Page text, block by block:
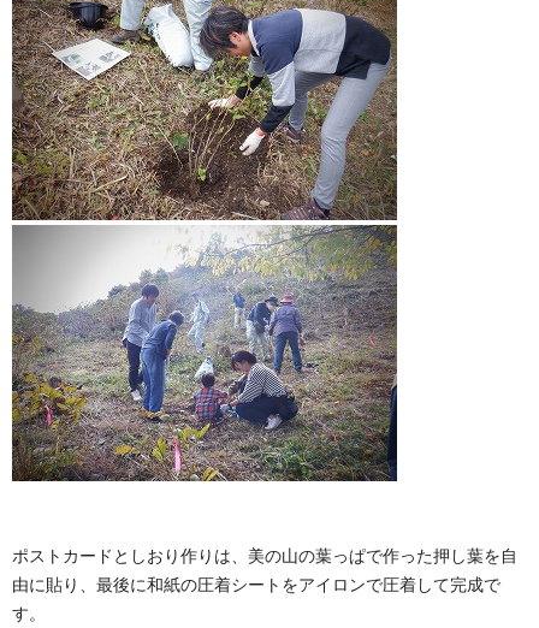
ポストカードとしおり作りは、美の山の葉っぱで作った押し葉を自
由に貼り、最後に和紙の圧着シートをアイロンで圧着して完成で
す。